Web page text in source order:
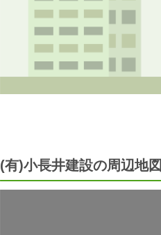
(有)小長井建設の周辺地図